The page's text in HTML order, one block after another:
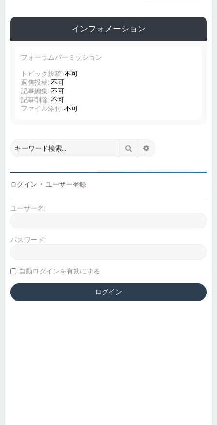
インフォメーション
フォーラムパーミッション
トピック投稿:不可
返信投稿:不可
記事編集:不可
記事削除:不可
ファイル添付:不可
検索
ログイン • ユーザー登録
ユーザー名:
パスワード:
自動ログインを有効にする